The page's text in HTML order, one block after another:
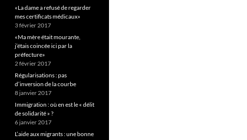
«La dame a refusé de regarder
mes certificats médicaux»
3 février 2017
«Ma mère était mourante,
j’étais coincée ici par la
préfecture»
2 février 2017
Régularisations : pas
d’inversion de la courbe
8 janvier 2017
Immigration : où en est le « délit
de solidarité » ?
6 janvier 2017
L’aide aux migrants : une bonne